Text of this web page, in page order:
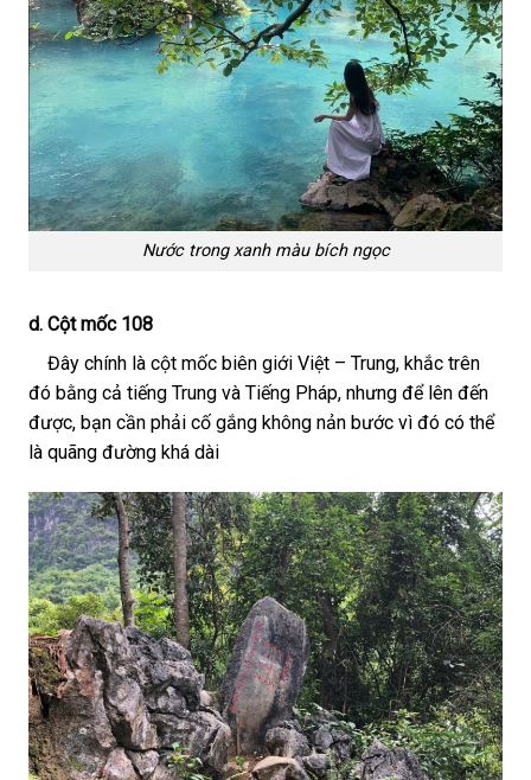
Nước trong xanh màu bích ngọc
d. Cột mốc 108
Đây chính là cột mốc biên giới Việt – Trung, khắc trên
đó bằng cả tiếng Trung và Tiếng Pháp, nhưng để lên đến
được, bạn cần phải cố gắng không nản bước vì đó có thể
là quãng đường khá dài